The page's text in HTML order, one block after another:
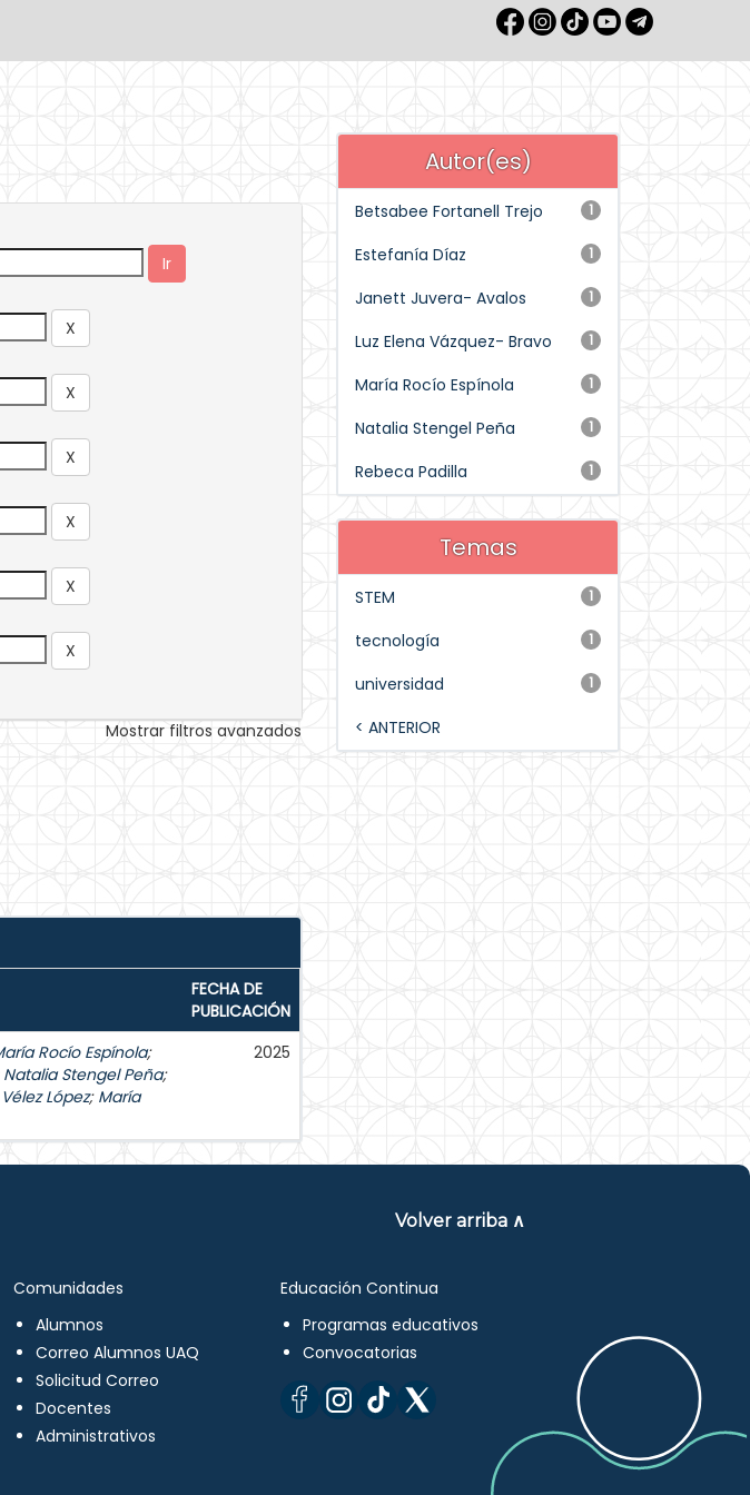
Mostrar filtros avanzados
FECHA DE
PUBLICACIÓN
Rocío Espínola;
Natalia Stengel Peña;
López; María
2025
Autor(es)
1
Betsabee Fortanell Trejo
1
Estefanía Díaz
1
Janett Juvera- Avalos
1
Luz Elena Vázquez- Bravo
1
María Rocío Espínola
1
Natalia Stengel Peña
1
Rebeca Padilla
Temas
1
STEM
1
tecnología
1
universidad
< ANTERIOR
Volver arriba ∧
Comunidades
Alumnos
Correo Alumnos UAQ
Solicitud Correo
Docentes
Administrativos
Educación Continua
Programas educativos
Convocatorias